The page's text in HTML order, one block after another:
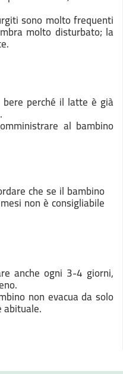
sono molto frequenti
molto disturbato; la
perché il latte è già
al bambino
che se il bambino
non è consigliabile
anche ogni 3-4 giorni,
non evacua da solo